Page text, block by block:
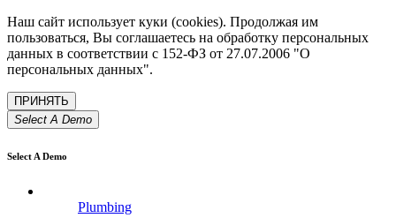
Наш сайт использует куки (cookies). Продолжая им
пользоваться, Вы соглашаетесь на обработку персональных
данных в соответствии с 152-ФЗ от 27.07.2006 "О
персональных данных".
Select A Demo
Select A Demo
Plumbing